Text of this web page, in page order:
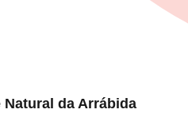
da Arrábida